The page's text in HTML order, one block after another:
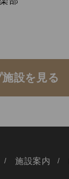
設を見る
施設案内